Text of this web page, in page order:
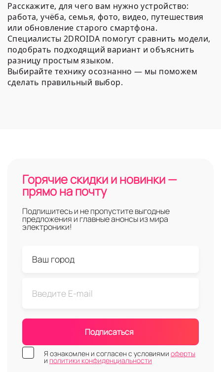
Расскажите, для чего вам нужно устройство:
работа, учёба, семья, фото, видео, путешествия
или обновление старого смартфона.
Специалисты 2DROIDA помогут сравнить модели,
подобрать подходящий вариант и объяснить
разницу простым языком.
Выбирайте технику осознанно — мы поможем
сделать правильный выбор.
Горячие скидки и новинки —
прямо на почту
Подпишитесь и не пропустите выгодные
предложения и главные анонсы из мира
электроники!
Подписаться
Я ознакомлен и согласен с условиями оферты
и политики конфиденциальности